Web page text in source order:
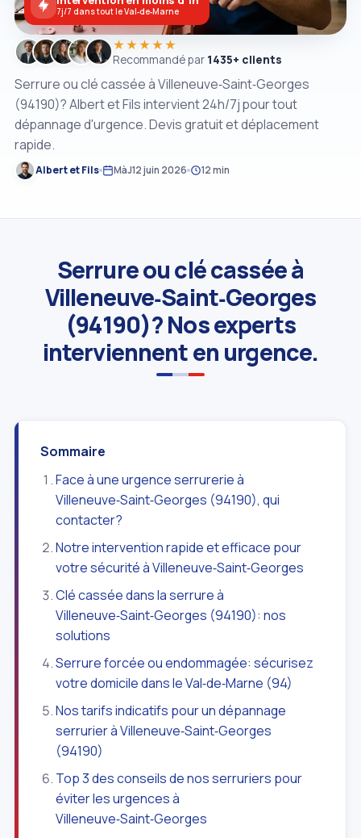
Serrure ou clé cassée à Villeneuve‑Saint‑Georges
(94190)? Albert et Fils intervient 24h/7j pour tout
dépannage d'urgence. Devis gratuit et déplacement
rapide.
Albert et Fils MàJ12 juin 2026 12 min
★★★★★
Recommandé par 1435+ clients
7j/7 dans tout le Val‑de‑Marne
Serrure ou clé cassée à
Villeneuve‑Saint‑Georges
(94190)? Nos experts
interviennent en urgence.
Sommaire
Face à une urgence serrurerie à
Villeneuve‑Saint‑Georges (94190), qui
contacter?
Notre intervention rapide et efficace pour
votre sécurité à Villeneuve‑Saint‑Georges
Clé cassée dans la serrure à
Villeneuve‑Saint‑Georges (94190): nos
solutions
Serrure forcée ou endommagée: sécurisez
votre domicile dans le Val‑de‑Marne (94)
Nos tarifs indicatifs pour un dépannage
serrurier à Villeneuve‑Saint‑Georges
(94190)
Top 3 des conseils de nos serruriers pour
éviter les urgences à
Villeneuve‑Saint‑Georges